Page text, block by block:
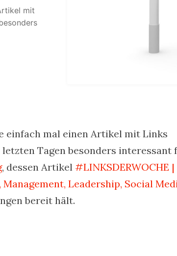
mit
einfach mal einen Artikel mit Links
Tagen besonders interessant
, dessen Artikel #LINKSDERWOCHE |
Leadership, Social
bereit hält.